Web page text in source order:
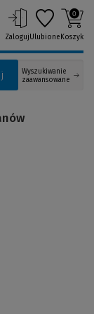
Wyszukiwanie
zaawansowane
ZalogujUlubione
0
Koszyk